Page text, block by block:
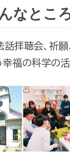
なとこ
拝聴会、祈
福の科学の活